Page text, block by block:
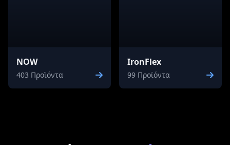
NOW
403 Προϊόντα
IronFlex
99 Προϊόντα